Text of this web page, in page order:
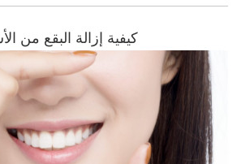
كيفية إزالة البقع من